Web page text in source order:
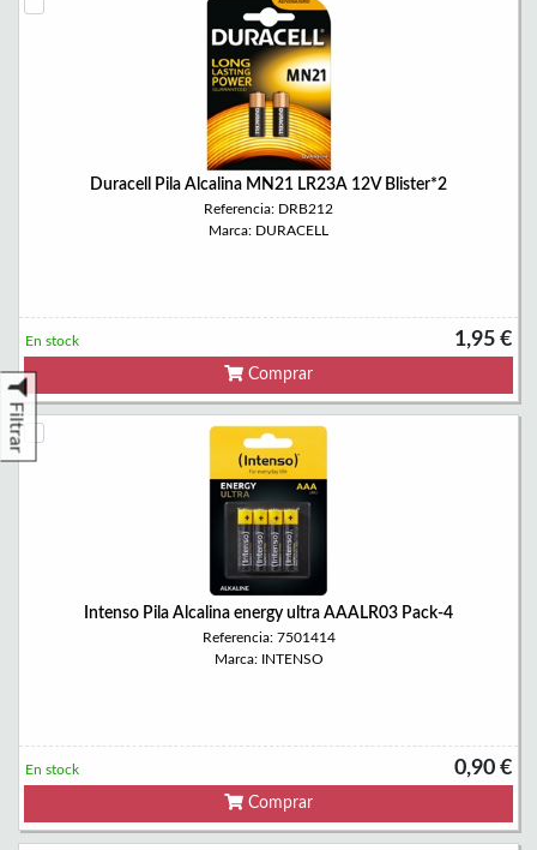
Filtrar
Duracell Pila Alcalina MN21 LR23A 12V Blister*2
Referencia: DRB212
Marca: DURACELL
1,95 €
En stock
Comprar
Intenso Pila Alcalina energy ultra AAALR03 Pack-4
Referencia: 7501414
Marca: INTENSO
0,90 €
En stock
Comprar